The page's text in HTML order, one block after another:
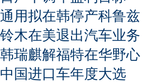
通用拟在韩停产科鲁兹
铃木在美退出汽车业务
韩瑞麒解福特在华野心
中国进口车年度大选